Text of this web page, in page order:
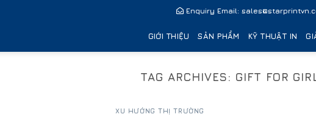
Enquiry Email:
GIỚI THIỆU SẢN PHẨM KỸ THUẬT IN
TAG ARCHIVES: GIFT FOR
XU HƯỚNG THỊ TRƯỜNG